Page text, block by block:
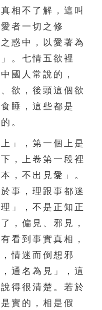
相不了解，這叫
者一切之修
惑中，以愛著為
。七情五欲裡
國人常說的，
欲，後頭這個欲
睡，這些都是
。
」，第一個上是
，上卷第一段裡
，不出見愛」。
事，理跟事都迷
」，不是正知正
，偏見、邪見，
看到事實真相，
情迷而倒想邪
通名為見」，這
得很清楚。若於
實的，相是假